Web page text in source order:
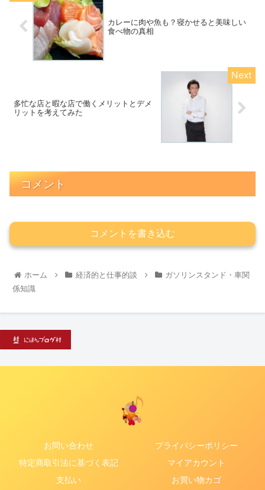
カレーに肉や魚も？寝かせると美味しい
食べ物の真相
多忙な店と暇な店で働くメリットとデメ
リットを考えてみた
コメント
コメントを書き込む
ホーム 経済的と仕事的談
ガソリンスタンド・車関
係知識
お問い合わせ
プライバシーポリシー
特定商取引法に基づく表記
マイアカウント
支払い
お買い物カゴ